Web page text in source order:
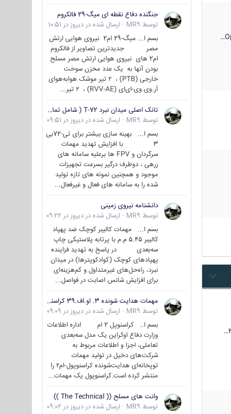
جنگنده دفاع نقطه ای میگ-29 فالکروم
توسط MR9
· ارسال شده در دیروز در 10:51
بسم ا... میگ-29 ام2 نیروی هوایی ارتش
مصر جدیدترین تصاویر از فالکروم
ام2 های نیروی هوایی ارتش مصر مسلح
بودن آنها به یک عدد مخزن سوخت
خارجی (PTB) ، ۲ تیر موشک هوابه‌هوای
آر.وی.وی-ای‌ای (RVV-AE) ، ۲ تیر...
تانک اصلی میدان نبرد T-72 ( شامل تمامی گونه ها )
توسط MR9
· ارسال شده در دیروز در 09:51
بسم ا... بهینه سازی بیشتر برای تی-72بی
3 با افزایش تهدید مهمات
سرگردان و FPV ها برعلیه سامانه های
زرهی ، دوطرف درگیر بسرعت تجهیزات
موجود و همچنین نمونه های تازه تولید
شده را به سامانه های فعال و غیرفعال...
دانشنامه نیروی زمینی
توسط MR9
· ارسال شده در دیروز در 09:22
بسم ا... مهمات کالیبر کوچک ضد پهپاد
کالیبر ۵.۴۵ م.م با پرتابه پلاستیکی چاپ
سه‌بعدی در پاسخ به تهدید فزاینده
پهپادهای کوچک (کوادکوپترها) در میدان
نبرد، راه‌حل‌های غیرمتداول و کم‌هزینه‌ای
برای افزایش شانس اصابت در فواصل...
مهمات هدایت شونده 3. او.اف.39 کراسنوپل/بصیر( Krasnopol 3OF39 )
توسط MR9
· ارسال شده در دیروز در 09:09
بسم ا.. کراسنوپل 2 ام اداره اطلاعات
وزارت دفاع اوکراین یک مدل سه‌بعدی
تعاملی، اجزا و اطلاعات مربوط به
شرکت‌های دخیل در تولید مهمات
توپخانه‌ای هدایت‌شونده کراسنوپول-ام۲ را
منتشر کرده است.کراسنوپول یک مهمات...
وانت های مسلح (( The Technical ))
توسط MR9
· ارسال شده در دیروز در 09:02